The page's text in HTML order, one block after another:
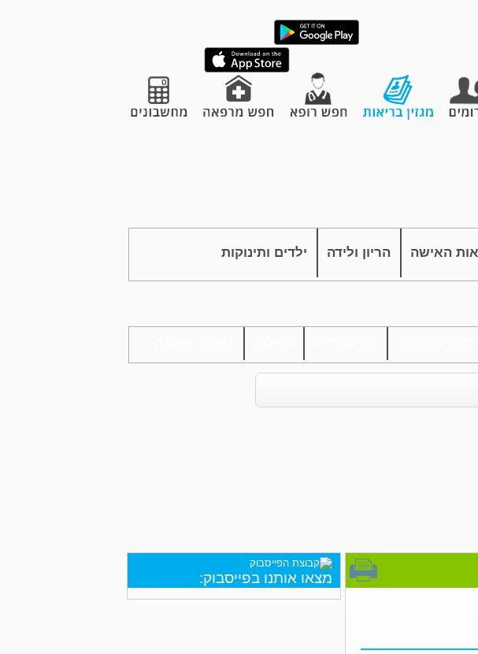
האישה הריון ולידה ילדים ותינוקות
מצאו אותנו בפייסבוק: